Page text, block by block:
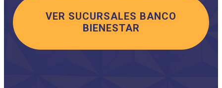
VER SUCURSALES BANCO
BIENESTAR